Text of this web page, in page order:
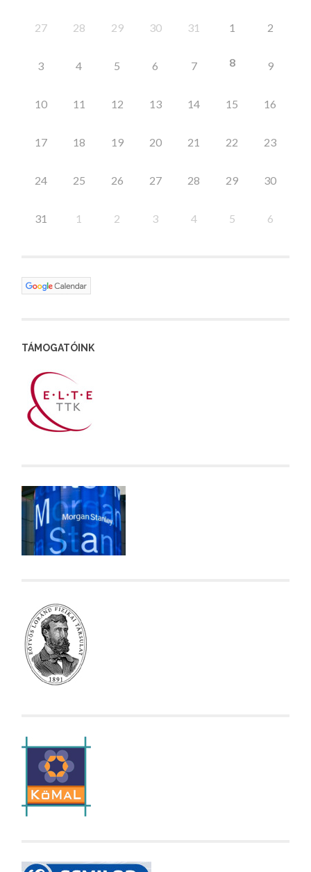
27 28 29 30 31 1 2
3 4 5 6 7 8 9
10 11 12 13 14 15 16
17 18 19 20 21 22 23
24 25 26 27 28 29 30
31 1 2 3 4 5 6
TÁMOGATÓINK